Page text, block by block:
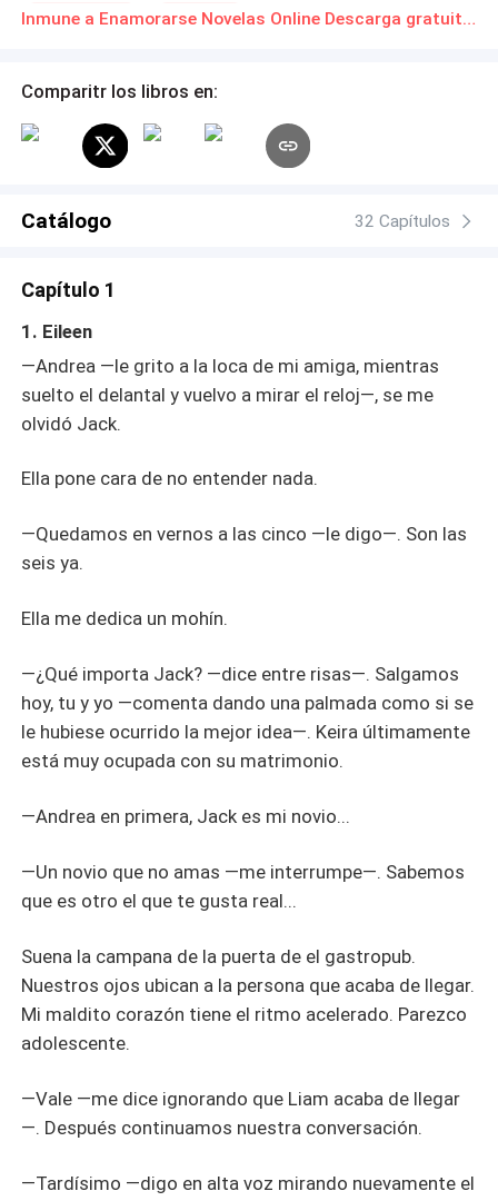
cuando te gusta de verdad. Que te guste mucho alguien
"maripositas en el estómago" ; ahí, justamente ahí, ni
de San Francisco vuelve a convertirse en escenario del
surgimiento de una historia intensa y de dos personas
estrepitosamente muy cercanas. Liam, el guapísimo CEO
y el talento alcanzan su mas alto nivel. Dicen que "si no
corazón noble, sociable, divertida, simpática, de esas
personas que con solo conocerlas ya se ganan tu cariño.
La vida de Eileen se complica. Tiene una relación con su
escalofríos en ella. Ella intenta hacer lo correcto, pero
Malentendido Infidelidad Inmune a Enamorarse Novelas Online Descarga gratuita de PDF
Comparitr los libros en:
Catálogo 32 Capítulos
Capítulo 1
1. Eileen
—Andrea —le grito a la loca de mi amiga, mientras
suelto el delantal y vuelvo a mirar el reloj—, se me
olvidó Jack.
Ella pone cara de no entender nada.
—Quedamos en vernos a las cinco —le digo—. Son las
seis ya.
Ella me dedica un mohín.
—¿Qué importa Jack? —dice entre risas—. Salgamos
hoy, tu y yo —comenta dando una palmada como si se
le hubiese ocurrido la mejor idea—. Keira últimamente
está muy ocupada con su matrimonio.
—Andrea en primera, Jack es mi novio...
—Un novio que no amas —me interrumpe—. Sabemos
que es otro el que te gusta real...
Suena la campana de la puerta de el gastropub.
Nuestros ojos ubican a la persona que acaba de llegar.
Mi maldito corazón tiene el ritmo acelerado. Parezco
adolescente.
—Vale —me dice ignorando que Liam acaba de llegar
—. Después continuamos nuestra conversación.
—Tardísimo —digo en alta voz mirando nuevamente el